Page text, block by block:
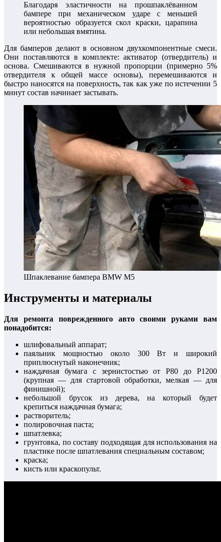
Благодаря эластичности на прошпаклёванном
бампере при механическом ударе с меньшей
вероятностью образуется скол краски, царапина
или небольшая вмятина.
Для бамперов делают в основном двухкомпонентные смеси.
Они поставляются в комплекте: активатор (отвердитель) и
основа. Смешиваются в нужной пропорции (примерно 5%
отвердителя к общей массе основы), перемешиваются и
быстро наносятся на поверхность, так как уже по истечении 5
минут состав начинает застывать.
Шпаклевание бампера BMW M5
Инструменты и материалы
Для ремонта поврежденного авто своими руками вам
понадобится:
шлифовальный аппарат;
паяльник мощностью около 300 Вт и широкий
приплюснутый наконечник;
наждачная бумага с зернистостью от Р80 до Р1200
(крупная — для стартовой обработки, мелкая — для
финишной);
небольшой брусок из дерева, на который будет
крепиться наждачная бумага;
растворитель;
полировочная паста;
шпатлевка;
грунтовка, по составу подходящая для использования на
пластике после шпатлевания специальным составом;
краска;
кисть или краскопульт.